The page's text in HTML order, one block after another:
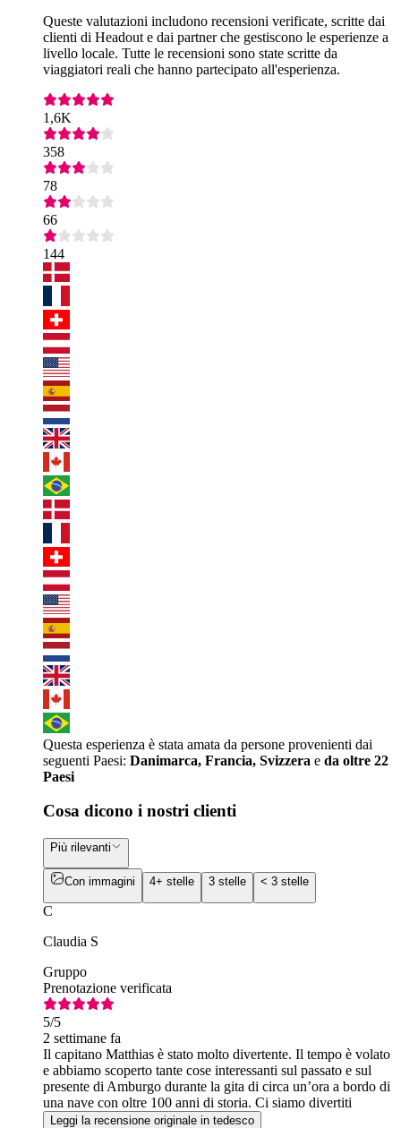
Queste valutazioni includono recensioni verificate, scritte dai
clienti di Headout e dai partner che gestiscono le esperienze a
livello locale. Tutte le recensioni sono state scritte da
viaggiatori reali che hanno partecipato all'esperienza.
1,6K
358
78
66
144
Questa esperienza è stata amata da persone provenienti dai
seguenti Paesi: Danimarca, Francia, Svizzera e da oltre 22
Paesi
Cosa dicono i nostri clienti
Più rilevanti
Con immagini 4+ stelle 3 stelle < 3 stelle
C
Claudia S
Gruppo
Prenotazione verificata
5/5
2 settimane fa
Il capitano Matthias è stato molto divertente. Il tempo è volato
e abbiamo scoperto tante cose interessanti sul passato e sul
presente di Amburgo durante la gita di circa un’ora a bordo di
una nave con oltre 100 anni di storia. Ci siamo divertiti
tantissimo! GRAZIE MILLE!
Leggi la recensione originale in tedesco